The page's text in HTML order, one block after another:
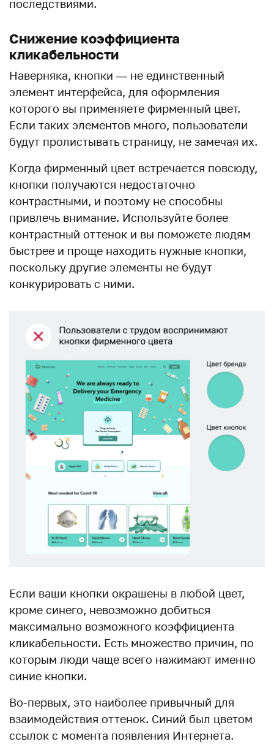
последствиями.
Снижение коэффициента
кликабельности
Наверняка, кнопки — не единственный
элемент интерфейса, для оформления
которого вы применяете фирменный цвет.
Если таких элементов много, пользователи
будут пролистывать страницу, не замечая их.
Когда фирменный цвет встречается повсюду,
кнопки получаются недостаточно
контрастными, и поэтому не способны
привлечь внимание. Используйте более
контрастный оттенок и вы поможете людям
быстрее и проще находить нужные кнопки,
поскольку другие элементы не будут
конкурировать с ними.
Если ваши кнопки окрашены в любой цвет,
кроме синего, невозможно добиться
максимально возможного коэффициента
кликабельности. Есть множество причин, по
которым люди чаще всего нажимают именно
синие кнопки.
Во-первых, это наиболее привычный для
взаимодействия оттенок. Синий был цветом
ссылок с момента появления Интернета.